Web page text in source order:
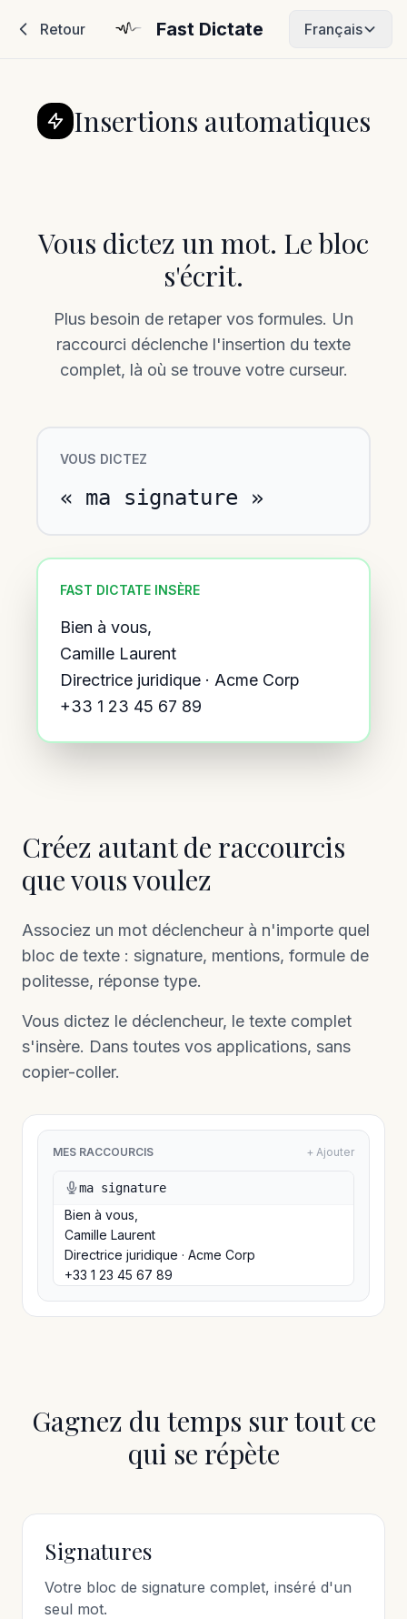
Retour Fast Dictate Français
Insertions automatiques
Vous dictez un mot. Le bloc
s'écrit.
Plus besoin de retaper vos formules. Un
raccourci déclenche l'insertion du texte
complet, là où se trouve votre curseur.
VOUS DICTEZ
« ma signature »
FAST DICTATE INSÈRE
Bien à vous,
Camille Laurent
Directrice juridique · Acme Corp
+33 1 23 45 67 89
Créez autant de raccourcis
que vous voulez
Associez un mot déclencheur à n'importe quel
bloc de texte : signature, mentions, formule de
politesse, réponse type.
Vous dictez le déclencheur, le texte complet
s'insère. Dans toutes vos applications, sans
copier-coller.
MES RACCOURCIS + Ajouter
ma signature
Bien à vous,
Camille Laurent
Directrice juridique · Acme Corp
+33 1 23 45 67 89
Gagnez du temps sur tout ce
qui se répète
Signatures
Votre bloc de signature complet, inséré d'un
seul mot.